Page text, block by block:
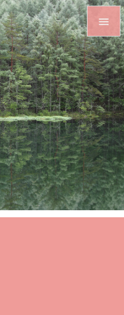


メニュ

サイド

前へ

次へ

検索